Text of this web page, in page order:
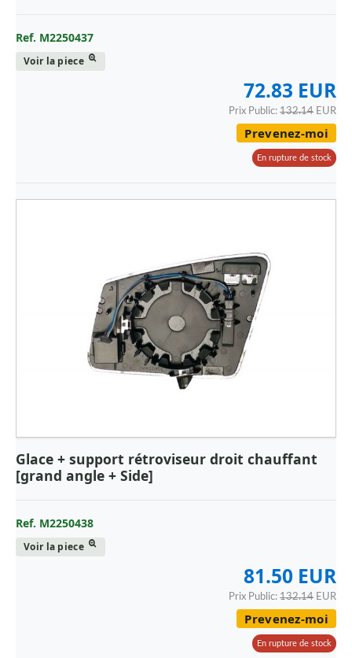
Ref. M2250437
Voir la piece
72.83 EUR
Prix Public: 132.14 EUR
Prevenez-moi
En rupture de stock
Glace + support rétroviseur droit chauffant
[grand angle + Side]
Ref. M2250438
Voir la piece
81.50 EUR
Prix Public: 132.14 EUR
Prevenez-moi
En rupture de stock